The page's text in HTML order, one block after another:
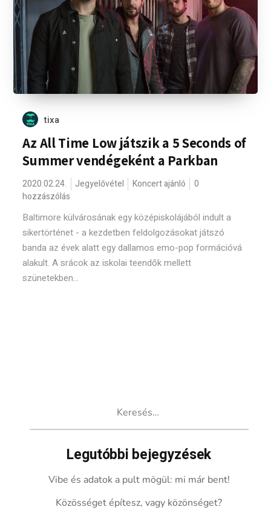
tixa
Az All Time Low játszik a 5 Seconds of
Summer vendégeként a Parkban
2020.02.24. Jegyelővétel Koncert ajánló
0
hozzászólás
Baltimore külvárosának egy középiskolájából indult a
sikertörténet - a kezdetben feldolgozásokat játszó
banda az évek alatt egy dallamos emo-pop formációvá
alakult. A srácok az iskolai teendők mellett
szünetekben...
Legutóbbi bejegyzések
Vibe és adatok a pult mögül: mi már bent!
Közösséget építesz, vagy közönséget?